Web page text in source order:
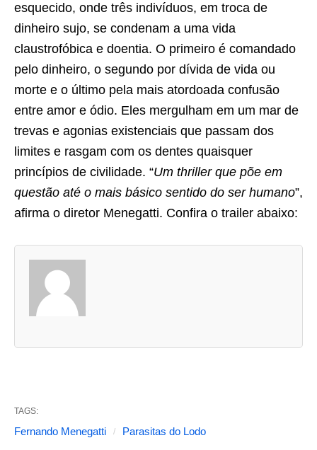
esquecido, onde três indivíduos, em troca de
dinheiro sujo, se condenam a uma vida
claustrofóbica e doentia. O primeiro é comandado
pelo dinheiro, o segundo por dívida de vida ou
morte e o último pela mais atordoada confusão
entre amor e ódio. Eles mergulham em um mar de
trevas e agonias existenciais que passam dos
limites e rasgam com os dentes quaisquer
princípios de civilidade. “Um thriller que põe em
questão até o mais básico sentido do ser humano”,
afirma o diretor Menegatti. Confira o trailer abaixo:
a
s
TAGS:
Fernando Menegatti Parasitas do Lodo